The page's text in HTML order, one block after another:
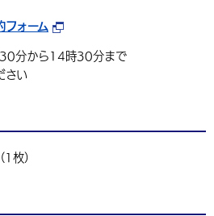
フォーム
分から14時30分まで
さい
枚）